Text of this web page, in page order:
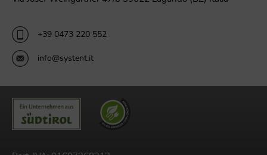
+39 0473 220 552
info@systent.it